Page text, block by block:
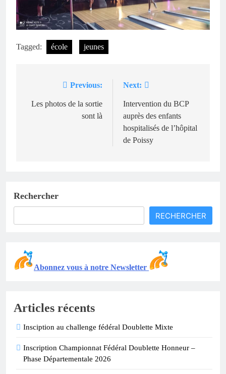
Tagged: école jeunes
Navigation
de
Previous:
Les photos de la sortie
sont là
Next:
Intervention du BCP
auprès des enfants
hospitalisés de l’hôpital
de Poissy
Rechercher
RECHERCHER
Abonnez vous à notre Newsletter
Articles récents
Insciption au challenge fédéral Doublette Mixte
Inscription Championnat Fédéral Doublette Honneur –
Phase Départementale 2026